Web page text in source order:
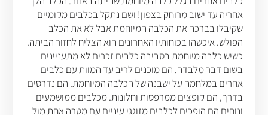
אחריה עד ישוב מרוחק בצפון! ושם נתקל בכלבים מקומיים
שקיבלו בברכה את הכלבה המיוחמת אבל לא את הכלב
הפולש. איכשהו בכוחותיו האחרונים הוא הצליח לחזור הביתה.
כשיש כלבה מיוחמת בסביבה כלבים זכרים לא מתעניינים
בשום דבר מלבדה. הם מוכנים לריב עד המוות עם כלבים
אחרים במלחמה על ישבנה של הכלבה המיוחמת. הם נדרסים
בדרך, הם קופצים ממרפסות וחלונות. מכלבים ממושמעים
ונוחים הם הופכים לכלבים מזוגגי עיניים עם מטרה אחת מול